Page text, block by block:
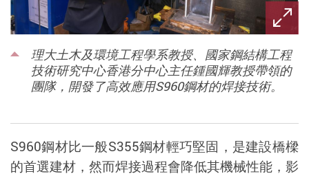
理大土木及環境工程學系教授、國家鋼結構工程
技術研究中心香港分中心主任鍾國輝教授帶領的
團隊，開發了高效應用S960鋼材的焊接技術。
S960鋼材比一般S355鋼材輕巧堅固，是建設橋樑
的首選建材，然而焊接過程會降低其機械性能，影